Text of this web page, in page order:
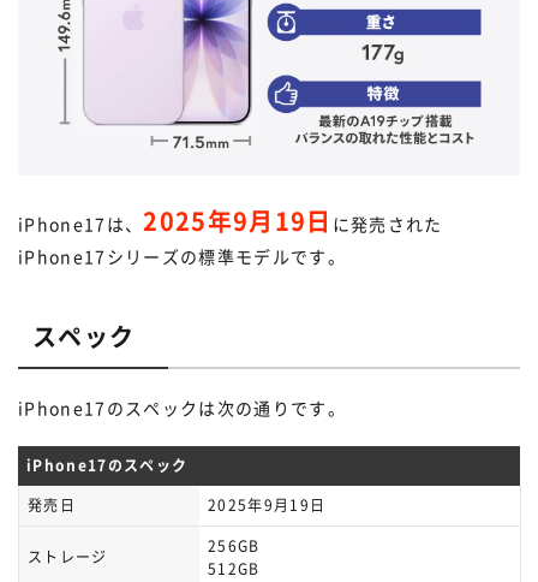
iPhone17は、2025年9月19日 に発売された
iPhone17シリーズの標準モデルです。
スペック
iPhone17のスペックは次の通りです。
iPhone17のスペック
発売日
2025年9月19日
ストレージ
256GB
512GB